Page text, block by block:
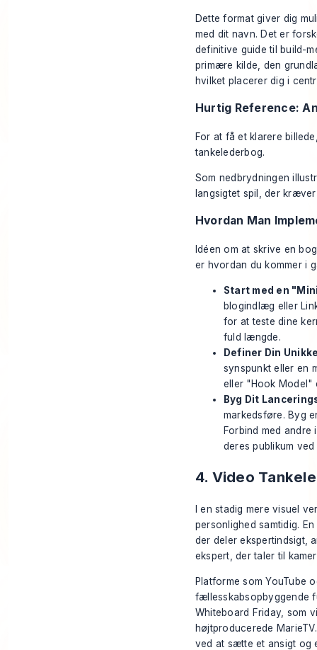
Dette format giver dig
med dit navn. Det er
definitive guide til build-
primære kilde, den
hvilket placerer dig i
Hurtig Reference:
For at få et klarere
tankelederbog.
Som nedbrydningen
langsigtet spil, der
Hvordan Man
Idéen om at skrive en
er hvordan du kommer i
Start med en
blogindlæg eller
for at teste dine
fuld længde.
Definer Din
synspunkt eller en
eller "Hook Model"
Byg Dit
markedsføre. Byg
Forbind med
deres publikum
4. Video
I en stadig mere visuel
personlighed samtidig.
der deler ekspertindsigt,
ekspert, der taler til
Platforme som YouTube
fællesskabsopbyggende
Whiteboard Friday, som
højtproducerede
ved at sætte et ansigt og